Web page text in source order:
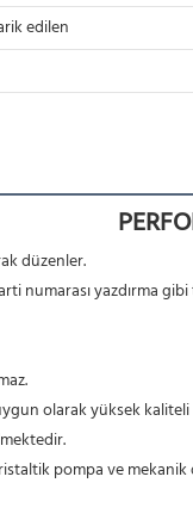
edilen
düzenler.
numarası yazdırma
olarak yüksek
pompa ve mekanik